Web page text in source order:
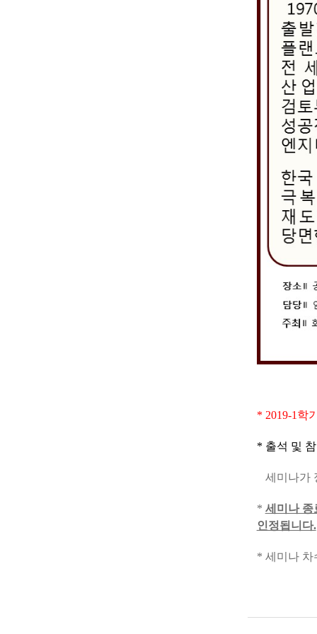
* 2019-1학
* 출석 및
세미나가
* 세미나 종
인정됩니다.
* 세미나 차